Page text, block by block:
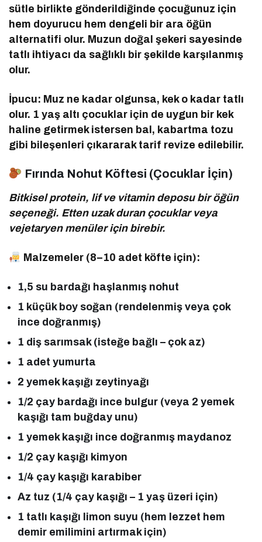
sütle birlikte gönderildiğinde çocuğunuz için
hem doyurucu hem dengeli bir ara öğün
alternatifi olur. Muzun doğal şekeri sayesinde
tatlı ihtiyacı da sağlıklı bir şekilde karşılanmış
olur.
İpucu: Muz ne kadar olgunsa, kek o kadar tatlı
olur. 1 yaş altı çocuklar için de uygun bir kek
haline getirmek istersen bal, kabartma tozu
gibi bileşenleri çıkararak tarif revize edilebilir.
Fırında Nohut Köftesi (Çocuklar İçin)
Bitkisel protein, lif ve vitamin deposu bir öğün
seçeneği. Etten uzak duran çocuklar veya
vejetaryen menüler için birebir.
Malzemeler (8–10 adet köfte için):
1,5 su bardağı haşlanmış nohut
1 küçük boy soğan (rendelenmiş veya çok
ince doğranmış)
1 diş sarımsak (isteğe bağlı – çok az)
1 adet yumurta
2 yemek kaşığı zeytinyağı
1/2 çay bardağı ince bulgur (veya 2 yemek
kaşığı tam buğday unu)
1 yemek kaşığı ince doğranmış maydanoz
1/2 çay kaşığı kimyon
1/4 çay kaşığı karabiber
Az tuz (1/4 çay kaşığı – 1 yaş üzeri için)
1 tatlı kaşığı limon suyu (hem lezzet hem
demir emilimini artırmak için)